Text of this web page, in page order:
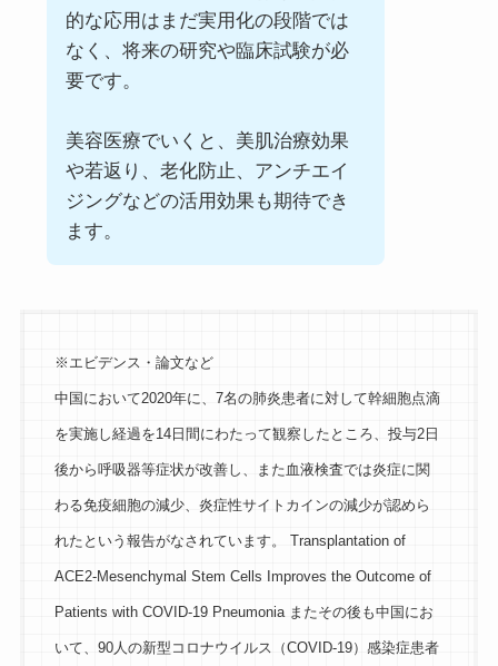
的な応用はまだ実用化の段階では
なく、将来の研究や臨床試験が必
要です。
美容医療でいくと、美肌治療効果
や若返り、老化防止、アンチエイ
ジングなどの活用効果も期待でき
ます。
※エビデンス・論文など
中国において2020年に、7名の肺炎患者に対して幹細胞点滴
を実施し経過を14日間にわたって観察したところ、投与2日
後から呼吸器等症状が改善し、また血液検査では炎症に関
わる免疫細胞の減少、炎症性サイトカインの減少が認めら
れたという報告がなされています。 Transplantation of
ACE2-Mesenchymal Stem Cells Improves the Outcome of
Patients with COVID-19 Pneumonia またその後も中国にお
いて、90人の新型コロナウイルス（COVID-19）感染症患者